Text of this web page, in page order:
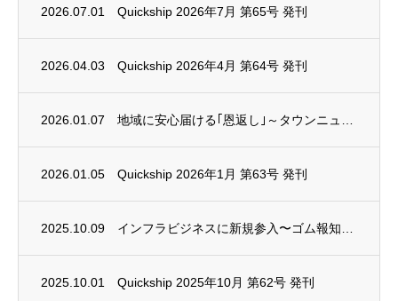
2026.07.01 Quickship 2026年7月 第65号 発刊
2026.04.03 Quickship 2026年4月 第64号 発刊
2026.01.07
2026.01.05 Quickship 2026年1月 第63号 発刊
2025.10.09
2025.10.01 Quickship 2025年10月 第62号 発刊